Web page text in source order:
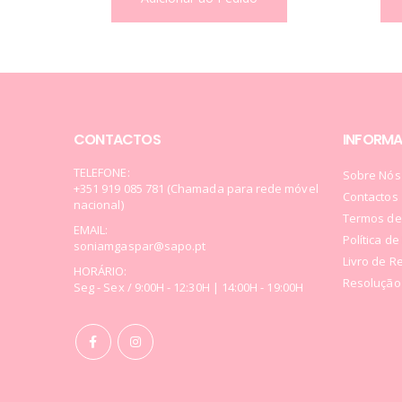
CONTACTOS
TELEFONE:
+351 919 085 781 (Chamada para rede móvel
nacional)
EMAIL:
soniamgaspar@sapo.pt
HORÁRIO:
Seg - Sex / 9:00H - 12:30H | 14:00H - 19:00H
Sobre Nós
Contactos
Termos
Política
Livro de